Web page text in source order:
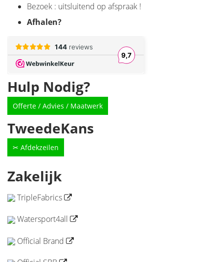
Bezoek : uitsluitend op afspraak !
Afhalen?
Hulp Nodig?
Offerte / Advies / Maatwerk
TweedeKans
✂ Afdekzeilen
Zakelijk
TripleFabrics
Watersport4all
Official Brand